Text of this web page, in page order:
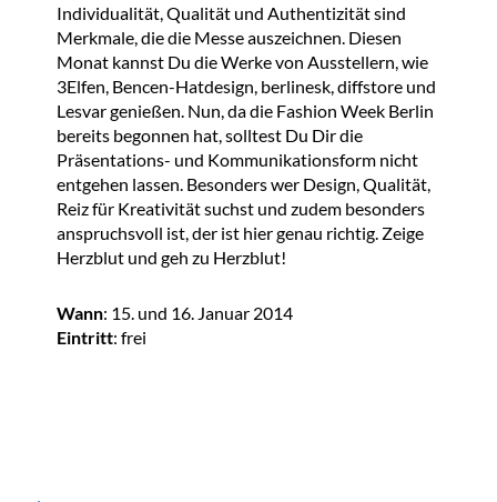
Individualität, Qualität und Authentizität sind
Merkmale, die die Messe auszeichnen. Diesen
Monat kannst Du die Werke von Ausstellern, wie
3Elfen, Bencen-Hatdesign, berlinesk, diffstore und
Lesvar genießen. Nun, da die Fashion Week Berlin
bereits begonnen hat, solltest Du Dir die
Präsentations- und Kommunikationsform nicht
entgehen lassen. Besonders wer Design, Qualität,
Reiz für Kreativität suchst und zudem besonders
anspruchsvoll ist, der ist hier genau richtig. Zeige
Herzblut und geh zu Herzblut!
Wann: 15. und 16. Januar 2014
Eintritt: frei